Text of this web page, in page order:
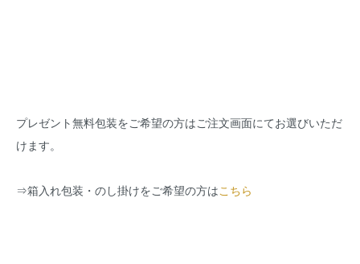
プレゼント無料包装をご希望の方はご注文画面にてお選びいただ
けます。
⇒箱入れ包装・のし掛けをご希望の方はこちら